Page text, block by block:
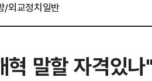
/외교정치일반
말할 자격있